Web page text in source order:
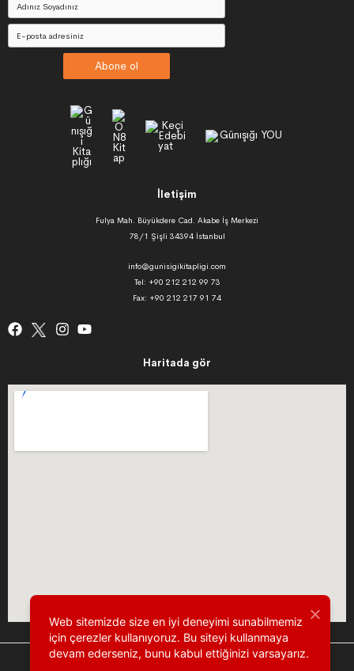
Abone ol
İletişim
Fulya Mah. Büyükdere Cad. Akabe İş Merkezi
78/1 Şişli 34394 İstanbul
info@gunisigikitapligi.com
Tel: +90 212 212 99 73
Fax: +90 212 217 91 74
Haritada gör
Web sitemizde size en iyi deneyimi sunabilmemiz
için çerezler kullanıyoruz. Bu siteyi kullanmaya
devam ederseniz, bunu kabul ettiğinizi varsayarız.